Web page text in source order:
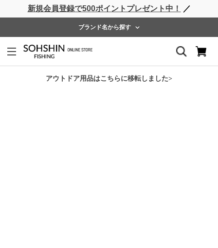
新規会員登録で500ポイントプレゼント中！ ／
ブランド名から探す
アウトドア用品はこちらに移転しました>
ライフベスト ウェーダー レインウェア フットウェア
ホーム > SHORE CONNECT